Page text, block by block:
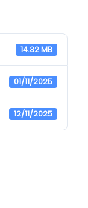
14.32 MB
01/11/2025
12/11/2025